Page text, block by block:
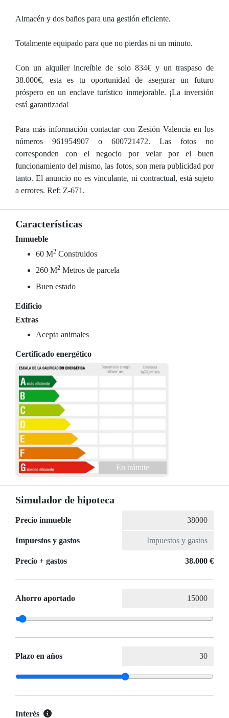
Almacén y dos baños para una gestión eficiente.
Totalmente equipado para que no pierdas ni un minuto.
Con un alquiler increíble de solo 834€ y un traspaso de
38.000€, esta es tu oportunidad de asegurar un futuro
próspero en un enclave turístico inmejorable. ¡La inversión
está garantizada!
Para más información contactar con Zesión Valencia en los
números 961954907 o 600721472. Las fotos no
corresponden con el negocio por velar por el buen
funcionamiento del mismo, las fotos, son mera publicidad por
tanto. El anuncio no es vinculante, ni contractual, está sujeto
a errores. Ref: Z-671.
Características
Inmueble
60 M2 Construidos
260 M2 Metros de parcela
Buen estado
Edificio
Extras
Acepta animales
Certificado energético
En trámite
Simulador de hipoteca
Precio inmueble
Impuestos y gastos
Precio + gastos 38.000 €
Ahorro aportado
Plazo en años
Interés